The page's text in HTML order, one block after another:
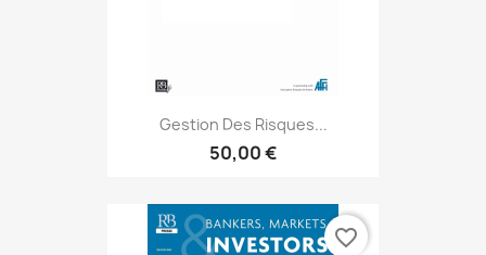
Gestion Des Risques...
50,00 €
favorite_border